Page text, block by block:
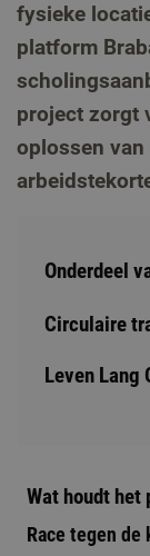
fysieke
platform
project zorgt
oplossen
Onderdeel
Circulaire
Leven Lang
Wat houdt het
Race tegen de